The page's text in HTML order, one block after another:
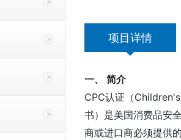
项目详情
一、 简介
CPC认证（
书）是美国消费品安
商或进口商必须提供